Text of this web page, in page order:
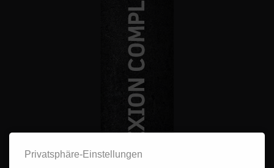
Privatsphäre-Einstellungen